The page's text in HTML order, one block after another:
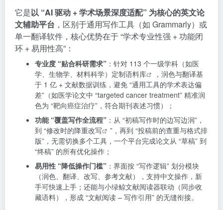
它是以 “AI 驱动 + 学术场景深度适配” 为核心的英文论
文辅助平台 ，区别于通用写作工具（如 Grammarly）或
单一翻译软件，核心优势在于 “学术专业性强 + 功能闭
环 + 易用性高”：
专业度 “贴合科研需求” ：针对 113 个一级学科（如医
学、生物学、材料科学）定制语料库
，润色与翻译基
于 1 亿 + 文献数据训练，避免 “通用工具的学术表达偏
差”（如医学论文中 “targeted cancer treatment” 精准润
色为 “靶向癌症治疗”，符合期刊表述习惯）；
功能 “覆盖写作全流程” ：从 “初稿写作时的边写边润”，
到 “修改时的降重改写
”，再到 “投稿前的查重与格式排
版”，无需切换多个工具，一个平台完成论文从 “草稿” 到
“终稿” 的所有优化操作；
易用性 “降低操作门槛” ：界面按 “写作逻辑” 划分模块
（润色、翻译、改写、参考文献），支持中文操作，新
手可快速上手；还能与小绿鲸文献阅读器联动（同步收
藏语料），形成 “文献阅读 – 写作引用” 的无缝衔接。